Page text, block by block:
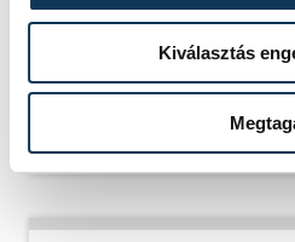
Kiválasztás
IDŐPONT
2026.
HELYSZÍN
BÉKÉS,
33-32